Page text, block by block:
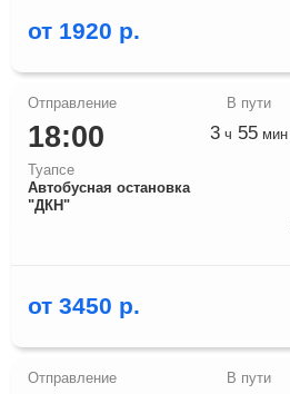
от 1920 р.
18:00
Туапсе
Автобусная остановка
"ДКН"
3 ч 55 мин
от 3450 р.